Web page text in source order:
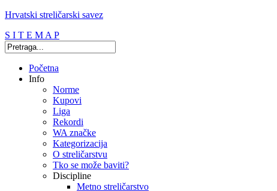
Hrvatski streličarski savez
S I T E M A P
Početna
Info
Norme
Kupovi
Liga
Rekordi
WA značke
Kategorizacija
O streličarstvu
Tko se može baviti?
Discipline
Metno streličarstvo